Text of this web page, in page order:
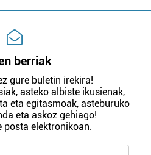
berriak
gure buletin irekira!
asteko albiste ikusienak,
eta egitasmoak, asteburuko
eta askoz gehiago!
posta elektronikoan.